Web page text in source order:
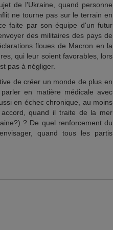
de l'Ukraine, quand personne
ne tourne pas sur le terrain en
faite par son équipe d'un futur
des militaires des pays de
floues de Macron en la
qui leur soient favorables, lors
pas à négliger.
de créer un monde de plus en
en matière médicale avec
en échec chronique, au moins
quand il traite de la mer
? De quel renforcement du
quand tous les partis